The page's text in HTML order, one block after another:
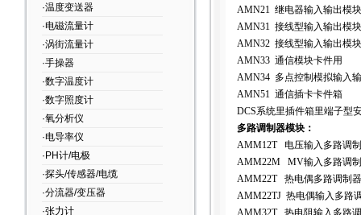
·温度变送器
·电磁流量计
·涡街流量计
·手操器
·数字温度计
·数字照度计
·氧分析仪
·电导率仪
·PH计/电极
·探头/传感器/电缆
·分流器/变压器
·张力计
AMN21 继电器输入输出模
AMN31 接线型输入输出模
AMN32 接线型输入输出模
AMN33 通信模块卡件用
AMN34 多点控制模拟输入
AMN51 通信插卡卡件箱
DCS系统里插件箱里端子型
多路调制器模块：
AMM12T 电压输入多路调
AMM22M MV输入多路调
AMM22T 热电偶多路调制
AMM22TJ 热电偶输入多路
AMM32T 热电阻输入多路